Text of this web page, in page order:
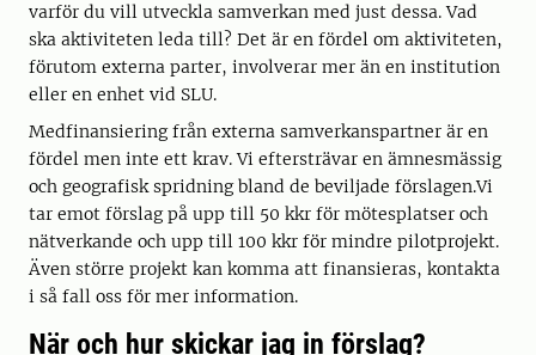
varför du vill utveckla samverkan med just dessa. Vad
ska aktiviteten leda till? Det är en fördel om aktiviteten,
förutom externa parter, involverar mer än en institution
eller en enhet vid SLU.
Medfinansiering från externa samverkanspartner är en
fördel men inte ett krav. Vi eftersträvar en ämnesmässig
och geografisk spridning bland de beviljade förslagen.Vi
tar emot förslag på upp till 50 kkr för mötesplatser och
nätverkande och upp till 100 kkr för mindre pilotprojekt.
Även större projekt kan komma att finansieras, kontakta
i så fall oss för mer information.
När och hur skickar jag in förslag?